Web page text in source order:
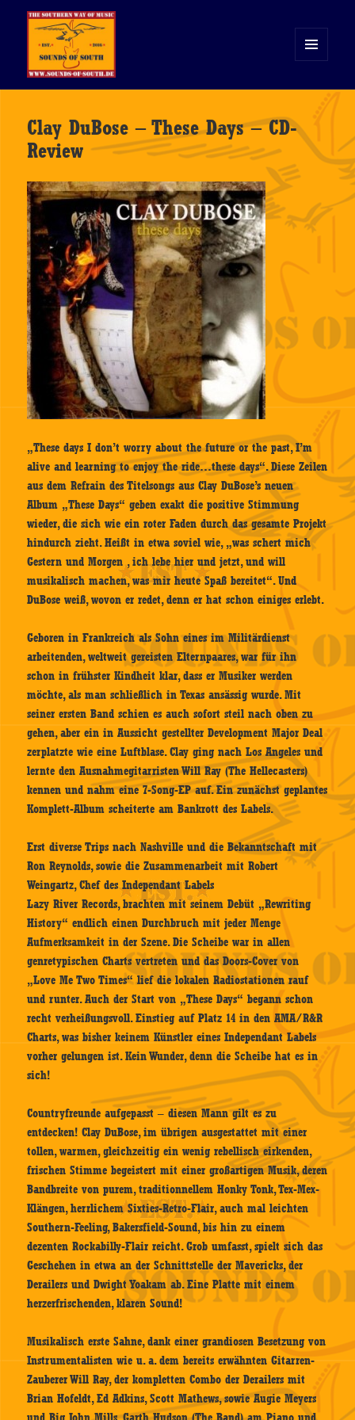
WIDGETS
Clay DuBose – These Days – CD-
Review
„These days I don’t worry about the future or the past, I’m
alive and learning to enjoy the ride…these days“. Diese Zeilen
aus dem Refrain des Titelsongs aus Clay DuBose’s neuen
Album „These Days“ geben exakt die positive Stimmung
wieder, die sich wie ein roter Faden durch das gesamte Projekt
hindurch zieht. Heißt in etwa soviel wie, „was schert mich
Gestern und Morgen , ich lebe hier und jetzt, und will
musikalisch machen, was mir heute Spaß bereitet“. Und
DuBose weiß, wovon er redet, denn er hat schon einiges erlebt.
Geboren in Frankreich als Sohn eines im Militärdienst
arbeitenden, weltweit gereisten Elternpaares, war für ihn
schon in frühster Kindheit klar, dass er Musiker werden
möchte, als man schließlich in Texas ansässig wurde. Mit
seiner ersten Band schien es auch sofort steil nach oben zu
gehen, aber ein in Aussicht gestellter Development Major Deal
zerplatzte wie eine Luftblase. Clay ging nach Los Angeles und
lernte den Ausnahmegitarristen Will Ray (The Hellecasters)
kennen und nahm eine 7-Song-EP auf. Ein zunächst geplantes
Komplett-Album scheiterte am Bankrott des Labels.
Erst diverse Trips nach Nashville und die Bekanntschaft mit
Ron Reynolds, sowie die Zusammenarbeit mit Robert
Weingartz, Chef des Independant Labels
Lazy River Records, brachten mit seinem Debüt „Rewriting
History“ endlich einen Durchbruch mit jeder Menge
Aufmerksamkeit in der Szene. Die Scheibe war in allen
genretypischen Charts vertreten und das Doors-Cover von
„Love Me Two Times“ lief die lokalen Radiostationen rauf
und runter. Auch der Start von „These Days“ begann schon
recht verheißungsvoll. Einstieg auf Platz 14 in den AMA/R&R
Charts, was bisher keinem Künstler eines Independant Labels
vorher gelungen ist. Kein Wunder, denn die Scheibe hat es in
sich!
Countryfreunde aufgepasst – diesen Mann gilt es zu
entdecken! Clay DuBose, im übrigen ausgestattet mit einer
tollen, warmen, gleichzeitig ein wenig rebellisch eirkenden,
frischen Stimme begeistert mit einer großartigen Musik, deren
Bandbreite von purem, traditionnellem Honky Tonk, Tex-Mex-
Klängen, herrlichem Sixties-Retro-Flair, auch mal leichten
Southern-Feeling, Bakersfield-Sound, bis hin zu einem
dezenten Rockabilly-Flair reicht. Grob umfasst, spielt sich das
Geschehen in etwa an der Schnittstelle der Mavericks, der
Derailers und Dwight Yoakam ab. Eine Platte mit einem
herzerfrischenden, klaren Sound!
Musikalisch erste Sahne, dank einer grandiosen Besetzung von
Instrumentalisten wie u. a. dem bereits erwähnten Gitarren-
Zauberer Will Ray, der kompletten Combo der Derailers mit
Brian Hofeldt, Ed Adkins, Scott Mathews, sowie Augie Meyers